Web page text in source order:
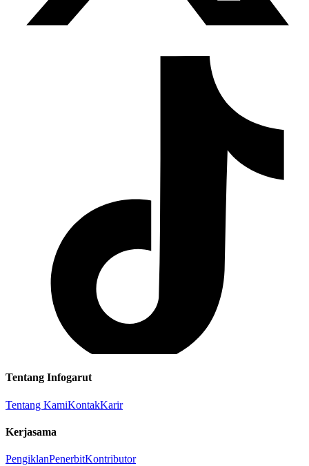
Tentang Infogarut
Tentang KamiKontakKarir
Kerjasama
PengiklanPenerbitKontributor